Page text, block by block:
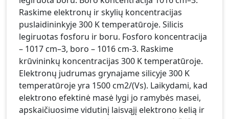
Raskime elektronų ir skylių koncentracijas
puslaidininkyje 300 K temperatūroje. Silicis
legiruotas fosforu ir boru. Fosforo koncentracija
– 1017 cm–3, boro – 1016 cm-3. Raskime
krūvininkų koncentracijas 300 K temperatūroje.
Elektronų judrumas grynajame silicyje 300 K
temperatūroje yra 1500 cm2/(Vs). Laikydami, kad
elektrono efektinė masė lygi jo ramybės masei,
apskaičiuosime vidutinį laisvąjį elektrono kelią ir